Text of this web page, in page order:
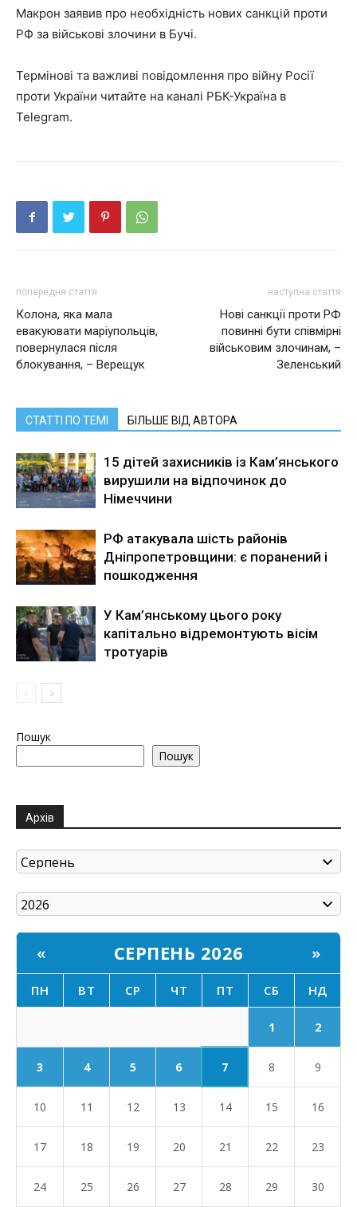
Макрон заявив про необхідність нових санкцій проти
РФ за військові злочини в Бучі.
Термінові та важливі повідомлення про війну Росії
проти України читайте на каналі РБК-Україна в
Telegram.
попередня стаття
Колона, яка мала
евакуювати маріупольців,
повернулася після
блокування, – Верещук
наступна стаття
Нові санкції проти РФ
повинні бути співмірні
військовим злочинам, –
Зеленський
СТАТТІ ПО ТЕМІ БІЛЬШЕ ВІД АВТОРА
15 дітей захисників із Кам’янського
вирушили на відпочинок до
Німеччини
РФ атакувала шість районів
Дніпропетровщини: є поранений і
пошкодження
У Кам’янському цього року
капітально відремонтують вісім
тротуарів
Пошук
Пошук
Архів
« СЕРПЕНЬ 2026 »
ПН ВТ СР ЧТ ПТ СБ НД
1 2
3 4 5 6 7 8 9
10 11 12 13 14 15 16
17 18 19 20 21 22 23
24 25 26 27 28 29 30